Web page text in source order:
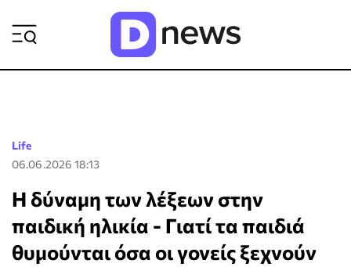
Life
06.06.2026 18:13
Η δύναμη των λέξεων στην
παιδική ηλικία - Γιατί τα παιδιά
θυμούνται όσα οι γονείς ξεχνούν